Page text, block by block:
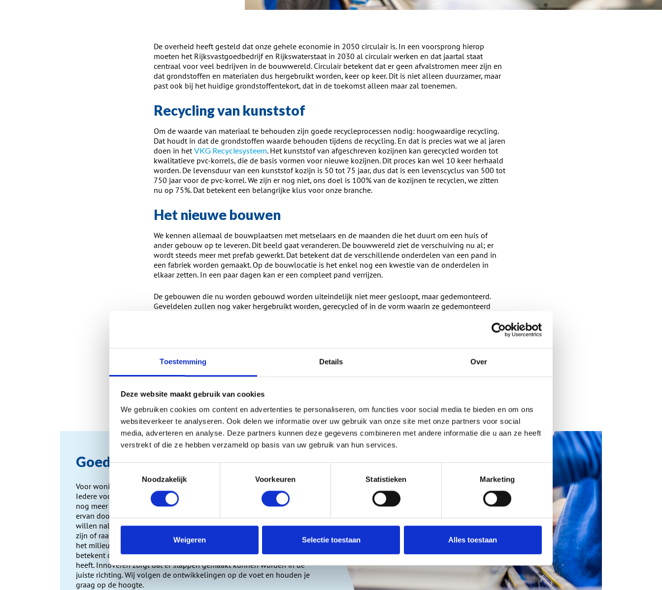
Toestemming Details Over
Deze website maakt gebruik van cookies
We gebruiken cookies om content en advertenties te personaliseren, om functies voor social media te bieden en om ons
websiteverkeer te analyseren. Ook delen we informatie over uw gebruik van onze site met onze partners voor social
media, adverteren en analyse. Deze partners kunnen deze gegevens combineren met andere informatie die u aan ze heeft
verstrekt of die ze hebben verzameld op basis van uw gebruik van hun services.
Toestemmingsselectie
Noodzakelijk
Voorkeuren Statistieken Marketing
Weigeren Selectie toestaan Alles toestaan
De overheid heeft gesteld dat onze gehele economie in 2050 circulair is. In een voorsprong hierop
moeten het Rijksvastgoedbedrijf en Rijkswaterstaat in 2030 al circulair werken en dat jaartal staat
centraal voor veel bedrijven in de bouwwereld. Circulair betekent dat er geen afvalstromen meer zijn en
dat grondstoffen en materialen dus hergebruikt worden, keer op keer. Dit is niet alleen duurzamer, maar
past ook bij het huidige grondstoffentekort, dat in de toekomst alleen maar zal toenemen.
Recycling van kunststof
Om de waarde van materiaal te behouden zijn goede recycleprocessen nodig: hoogwaardige recycling.
Dat houdt in dat de grondstoffen waarde behouden tijdens de recycling. En dat is precies wat we al jaren
doen in hetVKG Recyclesysteem. Het kunststof van afgeschreven kozijnen kan gerecycled worden tot
kwalitatieve pvc-korrels, die de basis vormen voor nieuwe kozijnen. Dit proces kan wel 10 keer herhaald
worden. De levensduur van een kunststof kozijn is 50 tot 75 jaar, dus dat is een levenscyclus van 500 tot
750 jaar voor de pvc-korrel. We zijn er nog niet, ons doel is 100% van de kozijnen te recyclen, we zitten
nu op 75%. Dat betekent een belangrijke klus voor onze branche.
Het nieuwe bouwen
We kennen allemaal de bouwplaatsen met metselaars en de maanden die het duurt om een huis of
ander gebouw op te leveren. Dit beeld gaat veranderen. De bouwwereld ziet de verschuiving nu al; er
wordt steeds meer met prefab gewerkt. Dat betekent dat de verschillende onderdelen van een pand in
een fabriek worden gemaakt. Op de bouwlocatie is het enkel nog een kwestie van de onderdelen in
elkaar zetten. In een paar dagen kan er een compleet pand verrijzen.
De gebouwen die nu worden gebouwd worden uiteindelijk niet meer gesloopt, maar gedemonteerd.
Geveldelen zullen nog vaker hergebruikt worden, gerecycled of in de vorm waarin ze gedemonteerd
De kunststofkozijnenbranche is zich bewust van de eigen rol in dit proces. Fabrikanten en leveranciers
adviseren hoe met minimale bevestigingsmaterialen optimale stevigheid en de juiste voorwaarden voor
demonteren worden gerealiseerd. De zogenaamde droge beglazing is in de kunststofkozijnenbranche
heel normaal, hetgeen de ‘losmaakbaarheid’ ten goede komt. De losmaakbaarheid van kozijnen en
circulaire bouweconomie. Innovatie is een belangrijke stap in het verder
kozijnenin proces en product.
Goed nieuws
Voor woningeigenaren betekenen deze ontwikkelingen goed nieuws.
Iedere voorwaartse stap van de producten in onze branche, betekent
nog meer kwaliteit en nog betere isolatie. In de branche zijn we ons
ervan doordrongen dat we de volgende generaties een prettige wereld
willen nalaten. De producten die we aanschaffen, of het nu schoenen
zijn of raamkozijnen, moeten bewust gemaakt worden, met oog voor
het milieu. Kwaliteit is daarin een centrale speler. Hoge kwaliteit
betekent dat een product,het kunststof kozijn, een lange levensduur
heeft. Innoveren zorgt dat er stappen gemaakt kunnen worden in de
juiste richting. Wij volgen de ontwikkelingen op de voet en houden je
graag op de hoogte.